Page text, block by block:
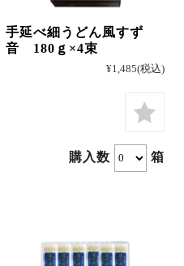
手延べ細うどん風すず
音 180ｇ×4束
¥1,485(税込)
購入数 箱